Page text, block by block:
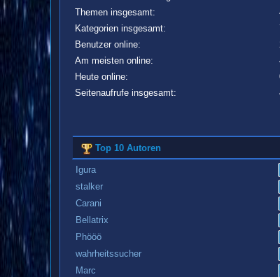
Themen insgesamt:
Kategorien insgesamt:
Benutzer online:
Am meisten online:
Heute online:
Seitenaufrufe insgesamt:
Top 10 Autoren
Igura
stalker
Carani
Bellatrix
Phööö
wahrheitssucher
Marc